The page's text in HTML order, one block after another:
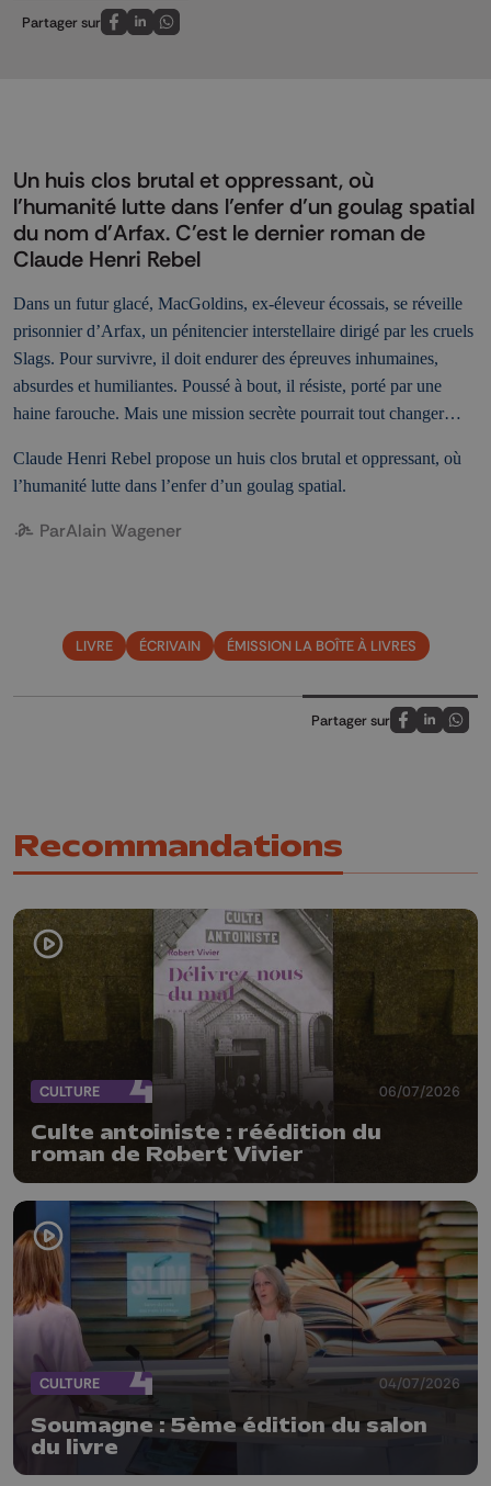
Partager sur
Partagez sur FaceBook
Partagez sur LinkedIn
Partagez sur Whatsapp
Un huis clos brutal et oppressant, où
l’humanité lutte dans l’enfer d’un goulag spatial
du nom d'Arfax. C'est le dernier roman de
Claude Henri Rebel
Dans un futur glacé, MacGoldins, ex-éleveur écossais, se réveille
prisonnier d’Arfax, un pénitencier interstellaire dirigé par les cruels
Slags. Pour survivre, il doit endurer des épreuves inhumaines,
absurdes et humiliantes. Poussé à bout, il résiste, porté par une
haine farouche. Mais une mission secrète pourrait tout changer…
Claude Henri Rebel propose un huis clos brutal et oppressant, où
l’humanité lutte dans l’enfer d’un goulag spatial.
ParAlain Wagener
LIVRE ÉCRIVAIN ÉMISSION LA BOÎTE À LIVRES
Partager sur
Partagez sur
Partagez
Recommandations
CULTURE 06/07/2026
Culte antoiniste : réédition du
roman de Robert Vivier
CULTURE 04/07/2026
Soumagne : 5ème édition du salon
du livre